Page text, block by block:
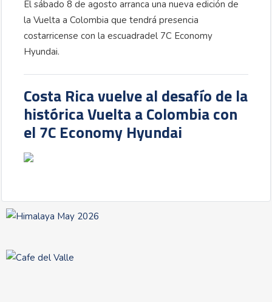
El sábado 8 de agosto arranca una nueva edición de
la Vuelta a Colombia que tendrá presencia
costarricense con la escuadradel 7C Economy
Hyundai.
Costa Rica vuelve al desafío de la
histórica Vuelta a Colombia con
el 7C Economy Hyundai